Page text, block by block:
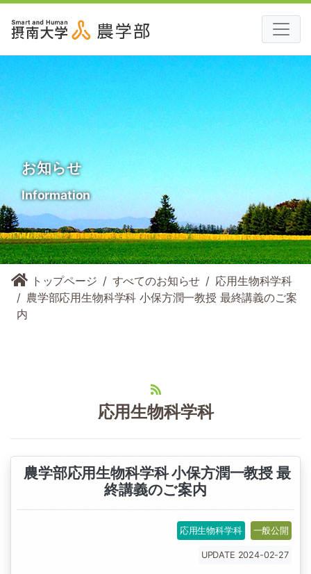
お知らせ
Information
トップページ すべてのお知らせ
応用生物科学科
農学部応用生物科学科 小保方潤一教授 最終講義のご案
内
応用生物科学科
農学部応用生物科学科 小保方潤一教授 最
終講義のご案内
応用生物科学科 一般公開
UPDATE 2024-02-27